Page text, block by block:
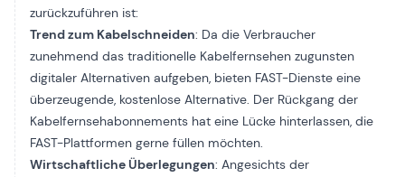
zurückzuführen ist:
Trend zum Kabelschneiden: Da die Verbraucher
zunehmend das traditionelle Kabelfernsehen zugunsten
digitaler Alternativen aufgeben, bieten FAST-Dienste eine
überzeugende, kostenlose Alternative. Der Rückgang der
Kabelfernsehabonnements hat eine Lücke hinterlassen, die
FAST-Plattformen gerne füllen möchten.
Wirtschaftliche Überlegungen: Angesichts der